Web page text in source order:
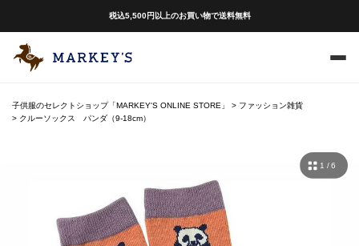
税込5,500円以上のお買い物で送料無料
子供服のセレクトショップ「MARKEY'S ONLINE STORE」
ファッション雑貨
クルーソックス パンダ（9-18cm）
1 / 6